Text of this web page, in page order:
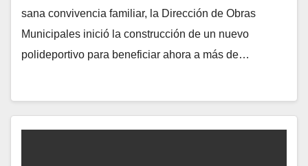
sana convivencia familiar, la Dirección de Obras
Municipales inició la construcción de un nuevo
polideportivo para beneficiar ahora a más de…